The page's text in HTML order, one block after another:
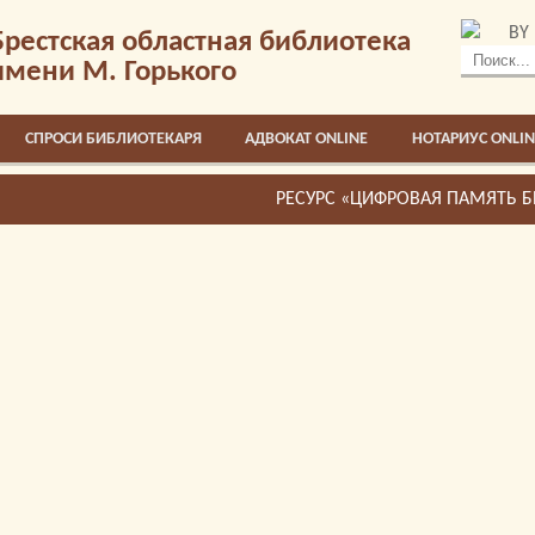
областная библиотека
М. Горького
BY
СПРОСИ БИБЛИОТЕКАРЯ АДВОКАТ ONLINE НОТАРИУС